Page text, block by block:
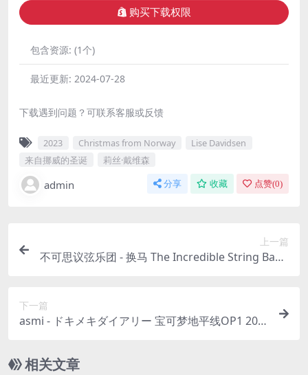
购买下载权限
包含资源: (1个)
最近更新: 2024-07-28
下载遇到问题？可联系客服或反馈
2023 Christmas from Norway
Lise Davidsen
来自挪威的圣诞
莉丝·戴维森
admin 分享 收藏 点赞(0)
上一篇
不可思议弦乐团 - 换马 The Incredible String Band
下一篇
asmi - ドキメキダイアリー 宝可梦地平线OP1 202
相关文章